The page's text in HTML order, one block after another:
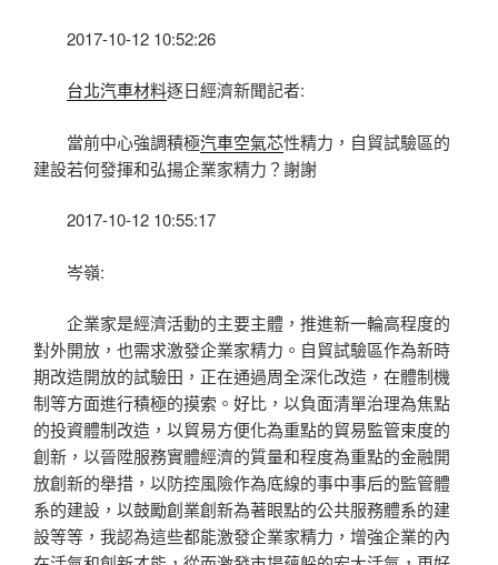
2017-10-12 10:52:26
台北汽車材料逐日經濟新聞記者:
當前中心強調積極汽車空氣芯性精力，自貿試驗區的
建設若何發揮和弘揚企業家精力？謝謝
2017-10-12 10:55:17
岑嶺:
企業家是經濟活動的主要主體，推進新一輪高程度的
對外開放，也需求激發企業家精力。自貿試驗區作為新時
期改造開放的試驗田，正在通過周全深化改造，在體制機
制等方面進行積極的摸索。好比，以負面清單治理為焦點
的投資體制改造，以貿易方便化為重點的貿易監管束度的
創新，以晉陞服務實體經濟的質量和程度為重點的金融開
放創新的舉措，以防控風險作為底線的事中事后的監管體
系的建設，以鼓勵創業創新為著眼點的公共服務體系的建
設等等，我認為這些都能激發企業家精力，增強企業的內